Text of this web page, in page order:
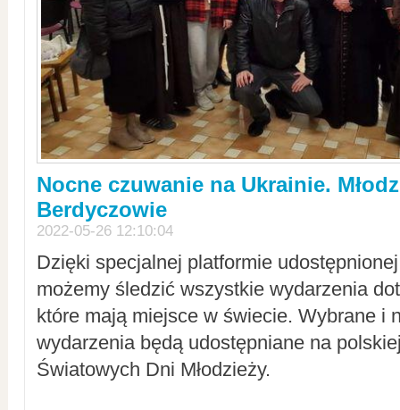
Nocne czuwanie na Ukrainie.
Berdyczowie
2022-05-26 12:10:04
Dzięki specjalnej platformie
możemy śledzić wszystkie wydarzenia
które mają miejsce w świecie. Wybrane i
wydarzenia będą udostępniane na
Światowych Dni Młodzieży.